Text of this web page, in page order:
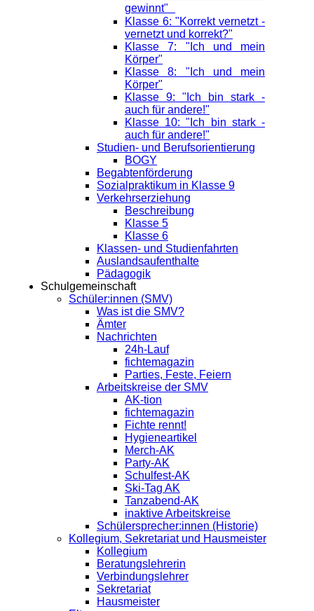
gewinnt"
Klasse 6: "Korrekt vernetzt -
vernetzt und korrekt?"
Klasse 7: "Ich und mein
Körper"
Klasse 8: "Ich und mein
Körper"
Klasse 9: "Ich bin stark -
auch für andere!"
Klasse 10: "Ich bin stark -
auch für andere!"
Studien- und Berufsorientierung
BOGY
Begabtenförderung
Sozialpraktikum in Klasse 9
Verkehrserziehung
Beschreibung
Klasse 5
Klasse 6
Klassen- und Studienfahrten
Auslandsaufenthalte
Pädagogik
Schulgemeinschaft
Schüler:innen (SMV)
Was ist die SMV?
Ämter
Nachrichten
24h-Lauf
fichtemagazin
Parties, Feste, Feiern
Arbeitskreise der SMV
AK-tion
fichtemagazin
Fichte rennt!
Hygieneartikel
Merch-AK
Party-AK
Schulfest-AK
Ski-Tag AK
Tanzabend-AK
inaktive Arbeitskreise
Schülersprecher:innen (Historie)
Kollegium, Sekretariat und Hausmeister
Kollegium
Beratungslehrerin
Verbindungslehrer
Sekretariat
Hausmeister